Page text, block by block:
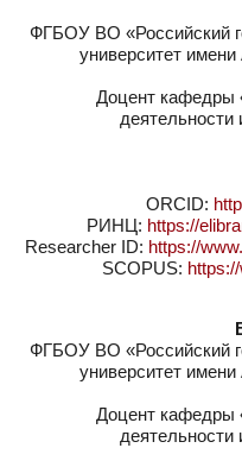
ФГБОУ ВО «Российский
университет
Доцент кафедры
ORCID:
РИНЦ: https://
Researcher ID: https://
SCOPUS:
ФГБОУ ВО «Российский
университет
Доцент кафедры